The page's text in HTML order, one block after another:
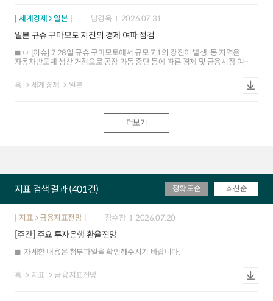
측면에서 민간 수요 강세, 기업투자 호조 부문 확대(AI 비AI) 등은 긍정적 ㅇ 기저
소비지출이 큰 폭으로 반등하는 등 민간수요 주도의 성장세가 강화 ㅇ 하방
요인은 일시적: 정부지출 감소, 재고 감소세 지속, 순수출 마이너스폭 확대 등이
GDP 성장률을 낮추었으나 대부분 일시적ㆍ기술적 요인에 해당 ㅇ 인플레이션
압력 완화: 근원 PCE 인플레이션(3.4%) 오름세 완화는 △관세 전가 움직임
하반기에도 민간투자 주도의 성장 흐름이 이어지겠으나, 중동발 공급 충격 등에
의한 물가 불확실성이 지속되면서 연준의 통화긴축에 대한 경계감이 유지될
기업투자 여건 악화에 따른 민간 부문 성장세 둔화를 우려하는 시각이 증가하는
분위기 ㅇ 인플레이션: 기업들의 관세비용 전가 움직임 약화, 주거비 상승세
세계경제 > 일본 남경옥 2026.07.31
일본 규슈 구마모토 지진의 경제 여파 점검
ㅁ [이슈] 7.28일 규슈 구마모토에서 규모 7.1의 강진이 발생. 동 지역은
자동차반도체 생산 거점으로 공장 가동 중단 등에 따른 경제 및 금융시장 여파
지역경제 위축이 불가피 하나 전체 GDP에서 차지하는 비중 및 `16년 지진
사례 등 감안 시 경제 전반의 영향은 제한적일 가능성. 지진 발생 후 주가는
홈 세계경제 일본
더보기
지표 검색 결과 (401건) 정확도순 최신순
지표 > 금융지표전망 장수창 2026.07.20
[주간] 주요 투자은행 환율전망
자세한 내용은 첨부파일을 확인해주시기 바랍니다.
홈 지표 금융지표전망